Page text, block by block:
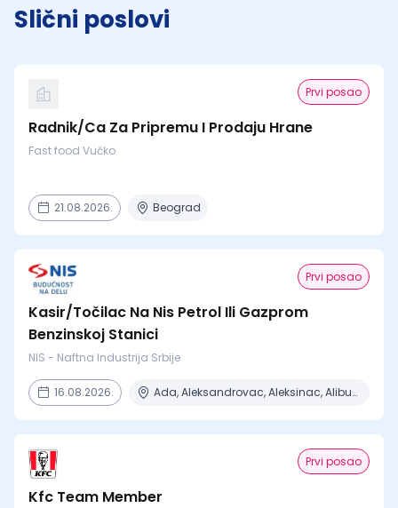
Slični poslovi
Prvi posao
Radnik/Ca Za Pripremu I Prodaju Hrane
Fast food Vučko
21.08.2026. Beograd
Prvi posao
Kasir/Točilac Na Nis Petrol Ili Gazprom
Benzinskoj Stanici
NIS - Naftna Industrija Srbije
16.08.2026. Ada, Aleksandrovac, Aleksinac, Alibunar, Apatin + 206 mesta
Prvi posao
Kfc Team Member